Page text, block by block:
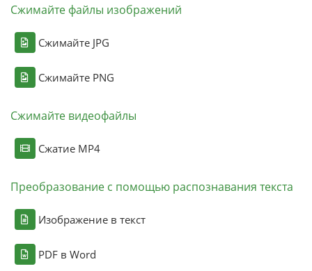
Сжимайте файлы изображений
Сжимайте JPG
Сжимайте PNG
Сжимайте видеофайлы
Сжатие MP4
Преобразование с помощью распознавания текста
Изображение в текст
PDF в Word